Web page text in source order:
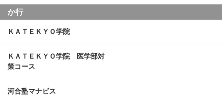
か行
ＫＡＴＥＫＹＯ学院
ＫＡＴＥＫＹＯ学院 医学部対
策コース
河合塾マナビス